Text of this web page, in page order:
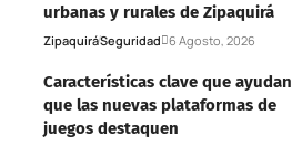
urbanas y rurales de Zipaquirá
ZipaquiráSeguridad 6 Agosto, 2026
Características clave que
que las nuevas plataformas de
juegos destaquen